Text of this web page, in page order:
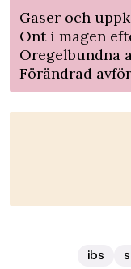
Gaser och
Ont i magen
Oregelbundna
Förändrad
ibs